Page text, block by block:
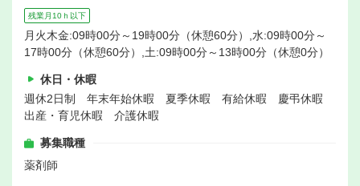
残業月10ｈ以下
月火木金:09時00分～19時00分（休憩60分）,水:09時00分～
17時00分（休憩60分）,土:09時00分～13時00分（休憩0分）
休日・休暇
週休2日制 年末年始休暇 夏季休暇 有給休暇 慶弔休暇
出産・育児休暇 介護休暇
募集職種
薬剤師